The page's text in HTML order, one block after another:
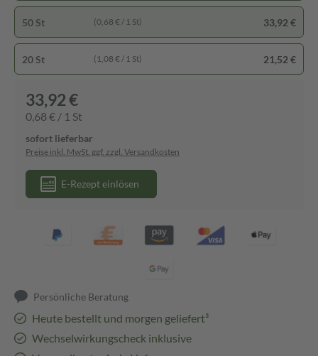
50 St (0,68 € / 1 St) 33,92 €
20 St (1,08 € / 1 St) 21,52 €
33,92 €
0,68 € / 1 St
sofort lieferbar
Preise inkl. MwSt. ggf. zzgl. Versandkosten
E-Rezept einlösen
Persönliche Beratung
Heute bestellt und morgen geliefert³
Wechselwirkungscheck inklusive